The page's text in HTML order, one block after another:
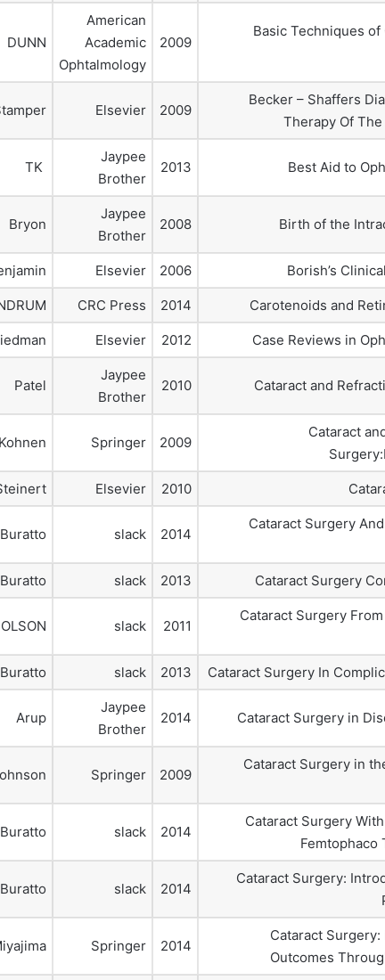
Basic Techniques of
2009
American
Academic
Ophtalmology
DUNN
Becker – Shaffers
Therapy Of The
2009
Elsevier
Best Aid to
2013
Jaypee
Brother
Birth of the
2008
Jaypee
Brother
Bryon
Borish’s
2006
Elsevier
Carotenoids and
2014
CRC Press
Case Reviews in
2012
Elsevier
Cataract and
2010
Jaypee
Brother
Patel
Cataract
2009
Springer
Kohnen
2010
Elsevier
Cataract Surgery
2014
slack
Buratto
Cataract Surgery
2013
slack
Buratto
Cataract Surgery
2011
slack
OLSON
Cataract Surgery In
2013
slack
Buratto
Cataract Surgery in
2014
Jaypee
Brother
Arup
Cataract Surgery in
2009
Springer
Cataract Surgery
Femtophaco
2014
slack
Buratto
Cataract Surgery:
2014
slack
Buratto
Cataract Surgery:
Outcomes
2014
Springer